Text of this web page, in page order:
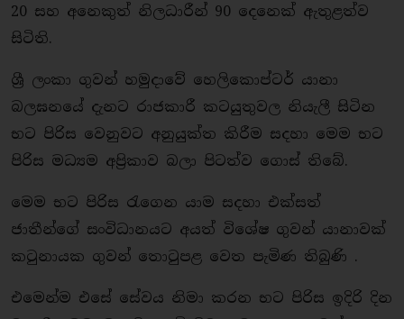
20 සහ අනෙකුත් නිලධාරීන් 90 දෙනෙක් ඇතුළත්ව
සිටිති.
ශ්‍රී ලංකා ගුවන් හමුදාවේ හෙලිකොප්ටර් යානා
බලඝනයේ දැනට රාජකාරී කටයුතුවල නියැලී සිටින
භට පිරිස වෙනුවට අනුයුක්ත කිරීම සදහා මෙම භට
පිරිස මධ්‍යම අප්‍රිකාව බලා පිටත්ව ගොස් තිබේ.
මෙම භට පිරිස රැගෙන යාම සදහා එක්සත්
ජාතීන්ගේ සංවිධානයට අයත් විශේෂ ගුවන් යානාවක්
කටුනායක ගුවන් තොටුපළ වෙත පැමිණ තිබුණි .
එමෙන්ම එසේ සේවය නිමා කරන භට පිරිස ඉදිරි දින